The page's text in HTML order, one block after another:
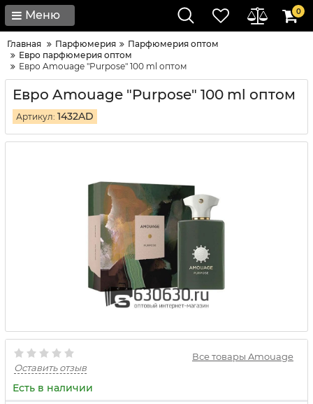
Меню 0
Главная Парфюмерия
Парфюмерия оптом
Евро парфюмерия оптом
Евро Amouage "Purpose" 100 ml оптом
Евро Amouage "Purpose" 100 ml оптом
Артикул: 1432AD
Все товары Amouage
Оставить отзыв
Есть в наличии